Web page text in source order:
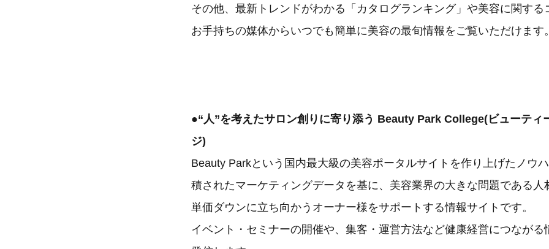
その他、最新トレンドがわかる「カタログランキング」や美容に関する
お手持ちの媒体からいつでも簡単に美容の最旬情報をご覧いただけます
●“人”を考えたサロン創りに寄り添う Beauty Park College(ビューティ
ジ)
Beauty Parkという国内最大級の美容ポータルサイトを作り上げたノウ
積されたマーケティングデータを基に、美容業界の大きな問題である人
単価ダウンに立ち向かうオーナー様をサポートする情報サイトです。
イベント・セミナーの開催や、集客・運営方法など健康経営につながる